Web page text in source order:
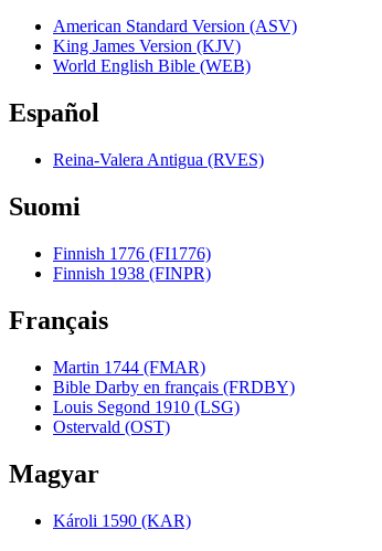
American Standard Version (ASV)
King James Version (KJV)
World English Bible (WEB)
Español
Reina-Valera Antigua (RVES)
Suomi
Finnish 1776 (FI1776)
Finnish 1938 (FINPR)
Français
Martin 1744 (FMAR)
Bible Darby en français (FRDBY)
Louis Segond 1910 (LSG)
Ostervald (OST)
Magyar
Károli 1590 (KAR)